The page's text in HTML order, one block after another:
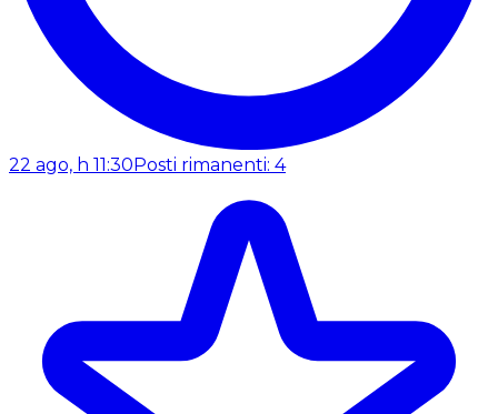
22 ago, h 11:30 Posti rimanenti: 4